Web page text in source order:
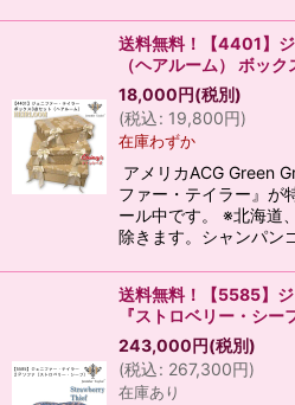
送料無料！【4401】
（ヘアルーム） ボッ
18,000円(税別)
(税込: 19,800円)
在庫わずか
アメリカACG Green
ファー・テイラー』が
ール中です。 ※北海道
除きます。シャンパン
送料無料！【5585】
『ストロベリー・シ
243,000円(税別)
(税込: 267,300円)
在庫あり